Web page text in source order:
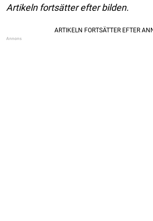
Artikeln fortsätter efter bilden.